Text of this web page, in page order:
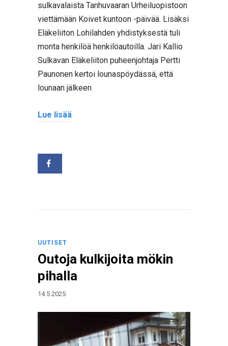
sulkavalaista Tanhuvaaran Urheiluopistoon
viettämään Koivet kuntoon -päivää. Lisäksi
Eläkeliiton Lohilahden yhdistyksestä tuli
monta henkilöä henkilöautoilla. Jari Kallio
Sulkavan Eläkeliiton puheenjohtaja Pertti
Paunonen kertoi lounaspöydässä, että
lounaan jälkeen
Lue lisää
UUTISET
Outoja kulkijoita mökin
pihalla
14.5.2025